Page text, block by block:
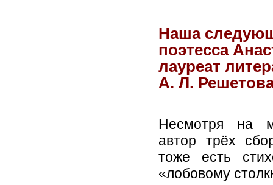
Наша
поэтесса
лауреат
А. Л.
Несмотря на
автор трёх
тоже есть
«лобовому